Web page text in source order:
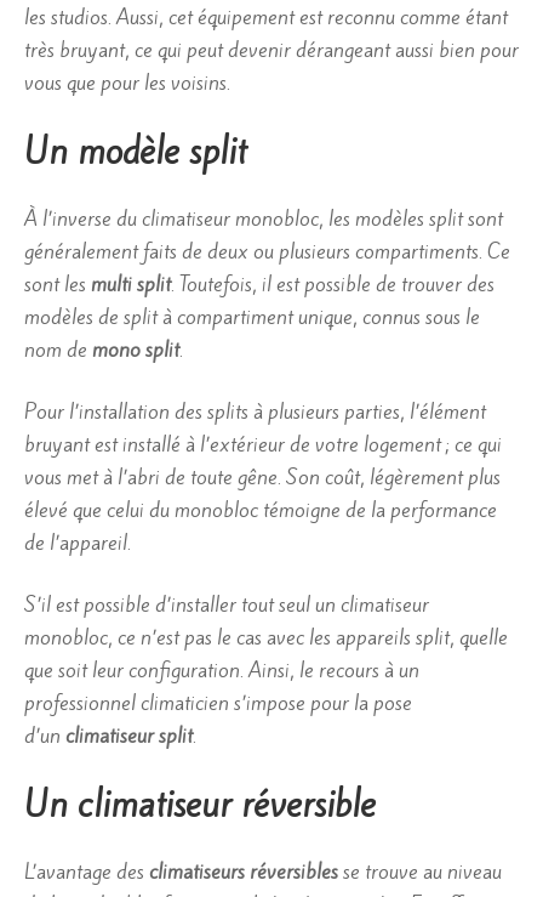
les studios. Aussi, cet équipement est reconnu comme étant
très bruyant, ce qui peut devenir dérangeant aussi bien pour
vous que pour les voisins.
Un modèle split
À l’inverse du climatiseur monobloc, les modèles split sont
généralement faits de deux ou plusieurs compartiments. Ce
sont les multi split. Toutefois, il est possible de trouver des
modèles de split à compartiment unique, connus sous le
nom de mono split.
Pour l’installation des splits à plusieurs parties, l’élément
bruyant est installé à l’extérieur de votre logement ; ce qui
vous met à l’abri de toute gêne. Son coût, légèrement plus
élevé que celui du monobloc témoigne de la performance
de l’appareil.
S’il est possible d’installer tout seul un climatiseur
monobloc, ce n’est pas le cas avec les appareils split, quelle
que soit leur configuration. Ainsi, le recours à un
professionnel climaticien s’impose pour la pose
d’un climatiseur split.
Un climatiseur réversible
L’avantage des climatiseurs réversiblesse trouve au niveau